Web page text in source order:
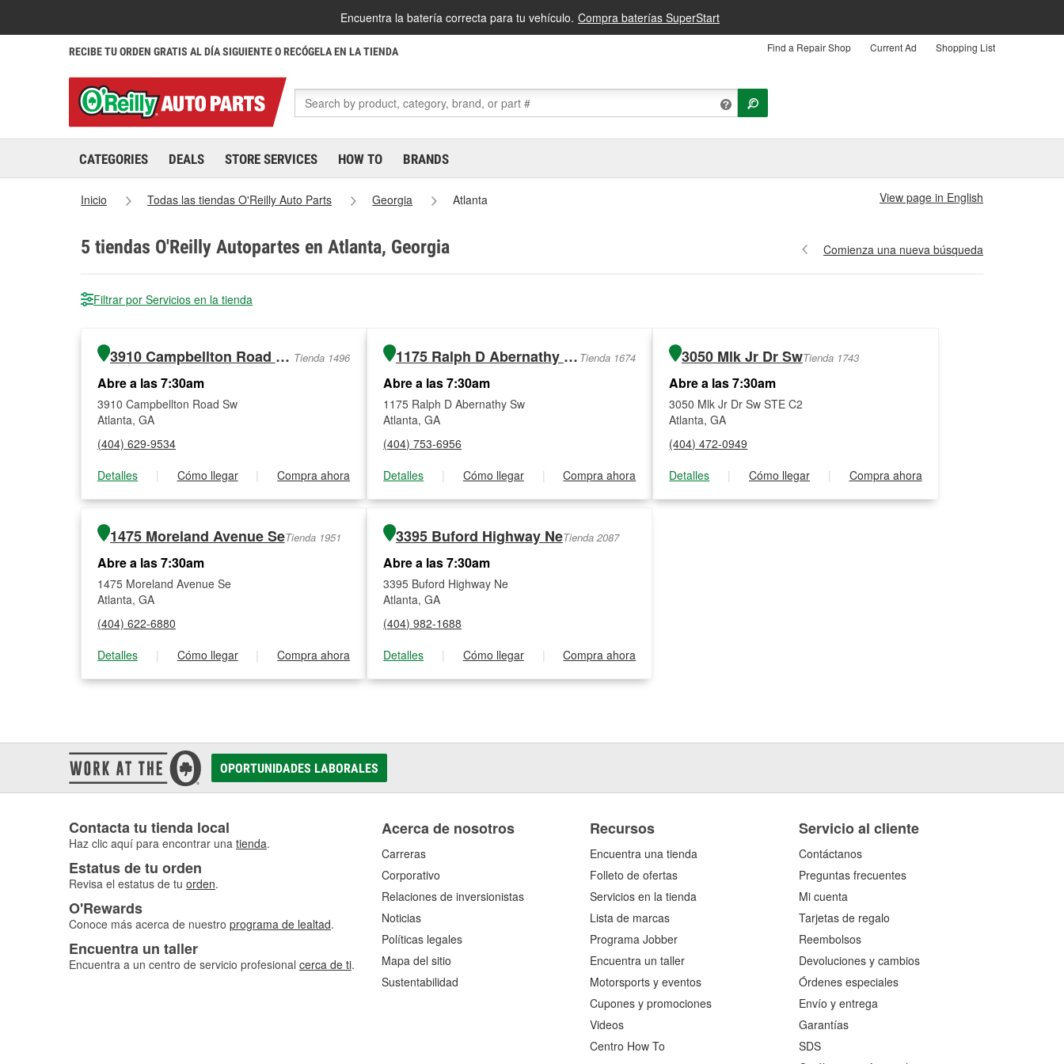
Encuentra la batería correcta para tu vehículo. Compra baterías SuperStart
RECIBE TU ORDEN GRATIS AL DÍA SIGUIENTE O RECÓGELA EN LA TIENDA Find a Repair Shop Current Ad Shopping List
CATEGORIES DEALS STORE SERVICES HOW TO BRANDS
Inicio Todas las tiendas O'Reilly Auto Parts Georgia Atlanta View page in English
5 tiendas O'Reilly Autopartes en Atlanta, Georgia Comienza una nueva búsqueda
Filtrar por Servicios en la tienda
3910 Campbellton Road Sw Tienda 1496
Abre a las 7:30am
3910 Campbellton Road Sw
Atlanta, GA
(404) 629-9534
Detalles
| Cómo llegar | Compra ahora
1175 Ralph D Abernathy Sw Tienda 1674
Abre a las 7:30am
1175 Ralph D Abernathy Sw
Atlanta, GA
(404) 753-6956
Detalles
| Cómo llegar | Compra ahora
3050 Mlk Jr Dr SwTienda 1743
Abre a las 7:30am
3050 Mlk Jr Dr Sw STE C2
Atlanta, GA
(404) 472-0949
Detalles
| Cómo llegar | Compra ahora
1475 Moreland Avenue SeTienda 1951
Abre a las 7:30am
1475 Moreland Avenue Se
Atlanta, GA
(404) 622-6880
Detalles
| Cómo llegar | Compra ahora
3395 Buford Highway NeTienda 2087
Abre a las 7:30am
3395 Buford Highway Ne
Atlanta, GA
(404) 982-1688
Detalles
| Cómo llegar | Compra ahora
OPORTUNIDADES LABORALES
Contacta tu tienda local
Haz clic aquí para encontrar una tienda.
Estatus de tu orden
Revisa el estatus de tu orden.
O'Rewards
Conoce más acerca de nuestro programa de lealtad.
Encuentra un taller
Encuentra a un centro de servicio profesional cerca de ti.
Acerca de nosotros
Carreras
Corporativo
Relaciones de inversionistas
Noticias
Políticas legales
Mapa del sitio
Sustentabilidad
Recursos
Encuentra una tienda
Folleto de ofertas
Servicios en la tienda
Lista de marcas
Programa Jobber
Encuentra un taller
Motorsports y eventos
Cupones y promociones
Videos
Centro How To
Servicio al cliente
Contáctanos
Preguntas frecuentes
Mi cuenta
Tarjetas de regalo
Reembolsos
Devoluciones y cambios
Órdenes especiales
Envío y entrega
Garantías
SDS